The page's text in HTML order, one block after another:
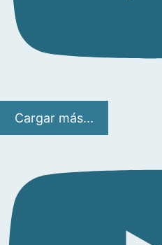
Cargar más...